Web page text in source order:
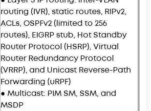
routing (IVR), static routes, RIPv2,
ACLs, OSPFv2 (limited to 256
routes), EIGRP stub, Hot Standby
Router Protocol (HSRP), Virtual
Router Redundancy Protocol
(VRRP), and Unicast Reverse-Path
Forwarding (uRPF)
● Multicast: PIM SM, SSM, and
MSDP